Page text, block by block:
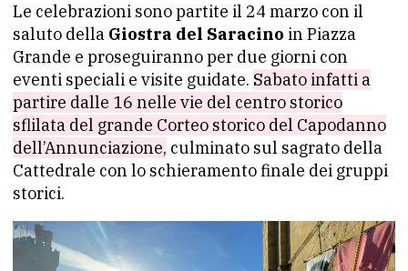
Le celebrazioni sono partite il 24 marzo con il
saluto della Giostra del Saracino in Piazza
Grande e proseguiranno per due giorni con
eventi speciali e visite guidate. Sabato infatti a
partire dalle 16 nelle vie del centro storico
sflilata del grande Corteo storico del Capodanno
dell’Annunciazione, culminato sul sagrato della
Cattedrale con lo schieramento finale dei gruppi
storici.